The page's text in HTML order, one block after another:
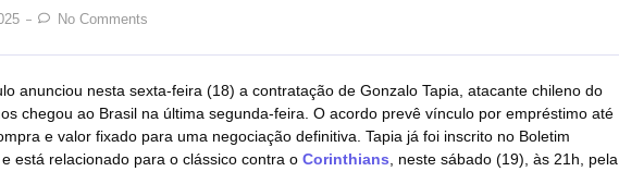
No Comments
anunciou nesta sexta-feira (18) a contratação de Gonzalo Tapia, atacante chileno do
chegou ao Brasil na última segunda-feira. O acordo prevê vínculo por empréstimo até
e valor fixado para uma negociação definitiva. Tapia já foi inscrito no Boletim
e está relacionado para o clássico contra o Corinthians, neste sábado (19), às 21h, pela